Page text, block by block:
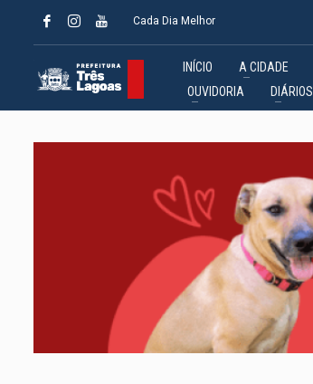
Cada Dia Melhor
INÍCIO A CIDADE
OUVIDORIA
DIÁRIOS